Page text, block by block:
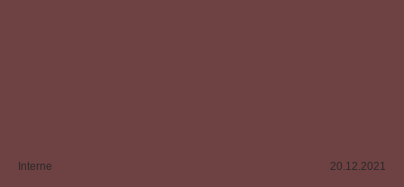
Interne 20.12.2021